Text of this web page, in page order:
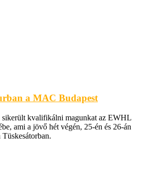
a MAC Budapest
sikerült kvalifikálni magunkat az EWHL
ami a jövő hét végén, 25-én és 26-án
Tüskesátorban.